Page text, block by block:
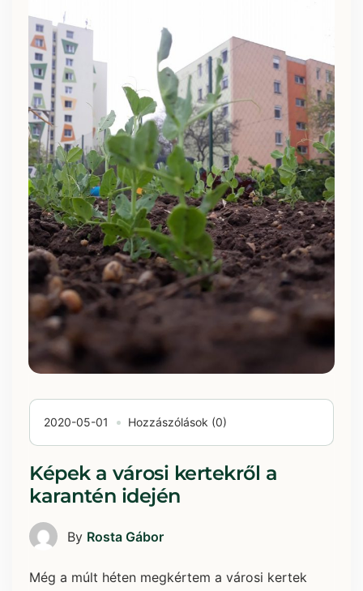
2020-05-01 Hozzászólások (0)
Képek a városi kertekről a
karantén idején
By Rosta Gábor
Még a múlt héten megkértem a városi kertek